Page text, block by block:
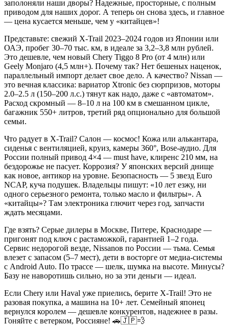
заполоняли наши дворы? Надежные, просторные, с полным
приводом для наших дорог. А теперь он снова здесь, и главное
— цена кусается меньше, чем у «китайцев»!
Представьте: свежий X-Trail 2023–2024 годов из Японии или
ОАЭ, пробег 30–70 тыс. км, в идеале за 3,2–3,8 млн рублей.
Это дешевле, чем новый Chery Tiggo 8 Pro (от 4 млн) или
Geely Monjaro (4,5 млн+). Почему так? Нет бешеных наценок,
параллельный импорт делает свое дело. А качество? Nissan —
это вечная классика: вариатор Xtronic без сюрпризов, моторы
2.0–2.5 л (150–200 л.с.) тянут как надо, даже с «автоматом».
Расход скромный — 8–10 л на 100 км в смешанном цикле,
багажник 550+ литров, третий ряд опционально для большой
семьи.
Что радует в X-Trail? Салон — космос! Кожа или алькантара,
сиденья с вентиляцией, круиз, камеры 360°, Bose-аудио. Для
России полный привод 4×4 — must have, клиренс 210 мм, на
бездорожье не пасует. Коррозия? У японских версий днище
как новое, антикор на уровне. Безопасность — 5 звезд Euro
NCAP, куча подушек. Владельцы пишут: «10 лет езжу, ни
одного серьезного ремонта, только масло и фильтры». А
«китайцы»? Там электроника глючит через год, запчасти
ждать месяцами.
Где взять? Серые дилеры в Москве, Питере, Краснодаре —
пригонят под ключ с растаможкой, гарантией 1–2 года.
Сервис недорогой везде, Nissanов по России — тьма. Семья
влезет с запасом (5–7 мест), дети в восторге от медиа-системы
с Android Auto. По трассе — шелк, шумка на высоте. Минусы?
Базу не наворотишь сильно, но за эти деньги — идеал.
Если Chery или Haval уже приелись, берите X-Trail! Это не
разовая покупка, а машина на 10+ лет. Семейный японец
вернулся королем — дешевле конкурентов, надежнее в разы.
Гоняйте с ветерком, Россияне! 🚗🇯🇵💨